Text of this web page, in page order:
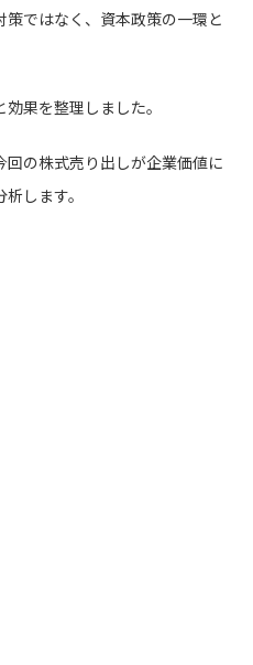
ではなく、資本政策の一環と
果を整理しました。
の株式売り出しが企業価値に
します。